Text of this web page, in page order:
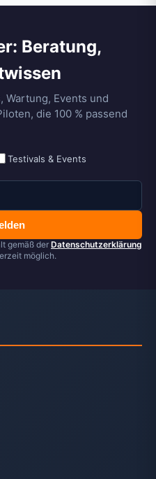
Beratung,
Wartung, Events und
die 100 % passend
Testivals & Events
gemäß der Datenschutzerklärung
möglich.